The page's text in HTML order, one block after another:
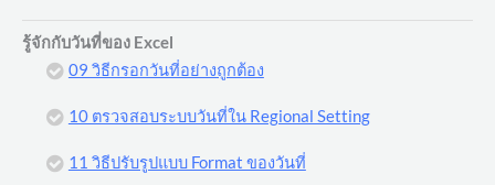
รู้จักกับวันที่ของ Excel
09 วิธีกรอกวันที่อย่างถูกต้อง
10 ตรวจสอบระบบวันที่ใน Regional Setting
11 วิธีปรับรูปแบบ Format ของวันที่